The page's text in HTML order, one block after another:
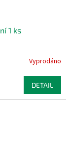
1 ks
Vyprodáno
DETAIL